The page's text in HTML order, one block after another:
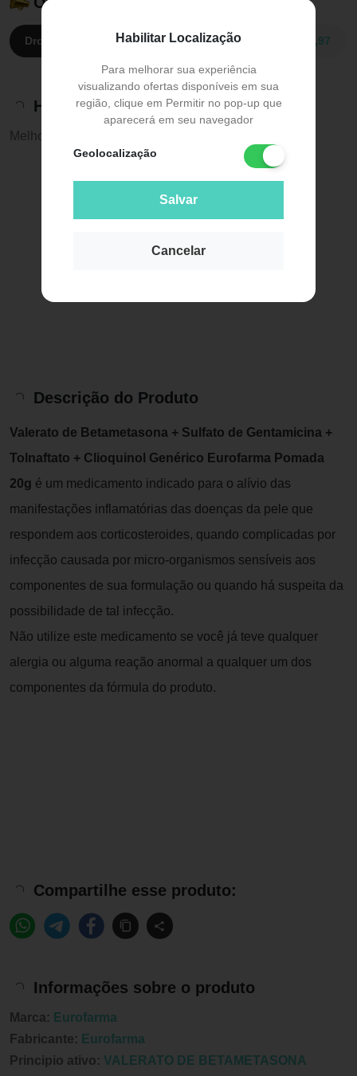
Habilitar Localização
Para melhorar sua experiência
visualizando ofertas disponíveis em sua
região, clique em Permitir no pop-up que
aparecerá em seu navegador
Geolocalização
Salvar
Cancelar
Drogaria Rosário:R$ 18,01 FARMALIFE: R$ 21,97
Histórico de preços
Melhor preço:
Descrição do Produto
Valerato de Betametasona + Sulfato de Gentamicina +
Tolnaftato + Clioquinol Genérico Eurofarma Pomada
20g é um medicamento indicado para o alívio das
manifestações inflamatórias das doenças da pele que
respondem aos corticosteroides, quando complicadas por
infecção causada por micro-organismos sensíveis aos
componentes de sua formulação ou quando há suspeita da
possibilidade de tal infecção.
Não utilize este medicamento se você já teve qualquer
alergia ou alguma reação anormal a qualquer um dos
componentes da fórmula do produto.
Compartilhe esse produto:
Informações sobre o produto
Marca: Eurofarma
Fabricante: Eurofarma
Principio ativo: VALERATO DE BETAMETASONA